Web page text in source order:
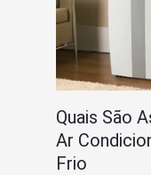
Quais São
Ar
Frio